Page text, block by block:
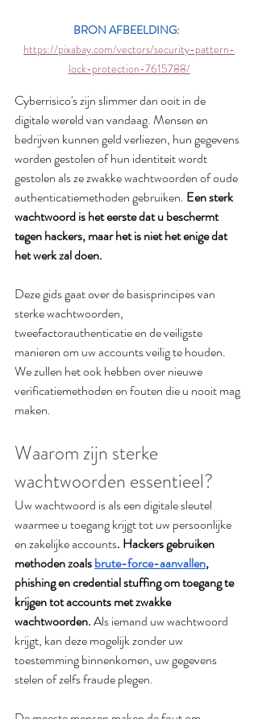
BRON AFBEELDING:
https://pixabay.com/vectors/security-pattern-
lock-protection-7615788/
Cyberrisico's zijn slimmer dan ooit in de
digitale wereld van vandaag. Mensen en
bedrijven kunnen geld verliezen, hun gegevens
worden gestolen of hun identiteit wordt
gestolen als ze zwakke wachtwoorden of oude
authenticatiemethoden gebruiken. Een sterk
wachtwoord is het eerste dat u beschermt
tegen hackers, maar het is niet het enige dat
het werk zal doen.
Deze gids gaat over de basisprincipes van
sterke wachtwoorden,
tweefactorauthenticatie en de veiligste
manieren om uw accounts veilig te houden.
We zullen het ook hebben over nieuwe
verificatiemethoden en fouten die u nooit mag
maken.
Waarom zijn sterke
wachtwoorden essentieel?
Uw wachtwoord is als een digitale sleutel
waarmee u toegang krijgt tot uw persoonlijke
en zakelijke accounts. Hackers gebruiken
methoden zoals brute-force-aanvallen,
phishing en credential stuffing om toegang te
krijgen tot accounts met zwakke
wachtwoorden. Als iemand uw wachtwoord
krijgt, kan deze mogelijk zonder uw
toestemming binnenkomen, uw gegevens
stelen of zelfs fraude plegen.